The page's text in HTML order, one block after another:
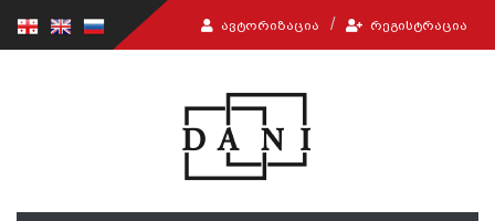
ᲐᲕᲢᲝᲠᲘᲖᲐᲪᲘᲐ ᲠᲔᲒᲘᲡᲢᲠᲐᲪᲘᲐ